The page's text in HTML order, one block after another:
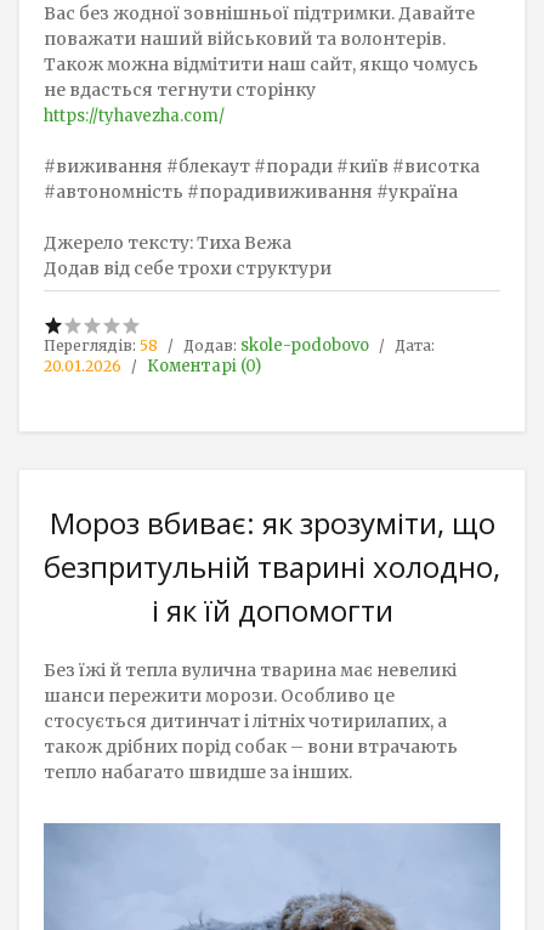
Вас без жодної зовнішньої підтримки. Давайте
поважати наший військовий та волонтерів.
Також можна відмітити наш сайт, якщо чомусь
не вдасться тегнути сторінку
https://tyhavezha.com/
#виживання #блекаут #поради #київ #висотка
#автономність #порадивиживання #україна
Джерело тексту: Тиха Вежа
Додав від себе трохи структури
Переглядів: 58 Додав: skole-podobovo
Дата:
20.01.2026
Коментарі (0)
Мороз вбиває: як зрозуміти, що
безпритульній тварині холодно,
і як їй допомогти
Без їжі й тепла вулична тварина має невеликі
шанси пережити морози. Особливо це
стосується дитинчат і літніх чотирилапих, а
також дрібних порід собак – вони втрачають
тепло набагато швидше за інших.